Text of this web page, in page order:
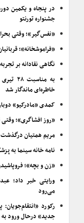
در پنجاه و یکمین
جشنواره تورنتو
«نفس‌گیر»؛ وقتی
«فراموشخانه»؛
نگاهی نقادانه بر
به
خاطره‌ای ماندگار شد
کمدی «مادرکیو»
«روز افشاگری»؛ وقتی
مریم همتیان درگذشت
نامه خانه سینما به
«زن و بچه»؛
ورایتی خبر داد؛
می‌رود
رکورد
جدید» درحال ورود